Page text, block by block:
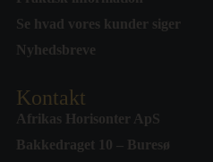
Se hvad vores kunder siger
Nyhedsbreve
Kontakt
Afrikas Horisonter ApS
Bakkedraget 10 – Buresø